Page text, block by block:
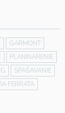
GARMONT
PLANINARENJE
SPAŠAVANJE
FERRATA